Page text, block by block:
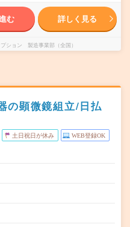
む 詳しく見る
ション 製造事業部（全国）
の顕微鏡組立/日払
土日祝日が休み WEB登録OK